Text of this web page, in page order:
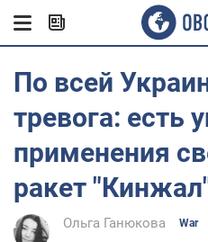
По всей
тревога: есть
применения
ракет
Ольга Ганюкова War